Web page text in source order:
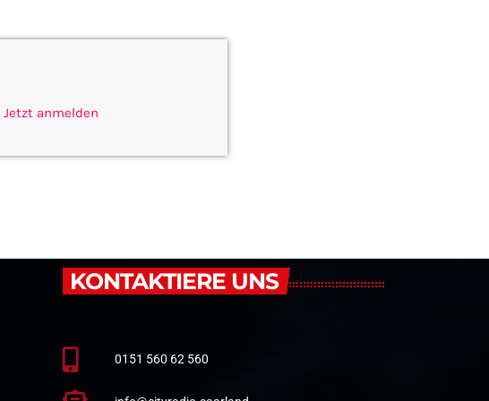
Jetzt anmelden
KONTAKTIERE UNS
0151 560 62 560